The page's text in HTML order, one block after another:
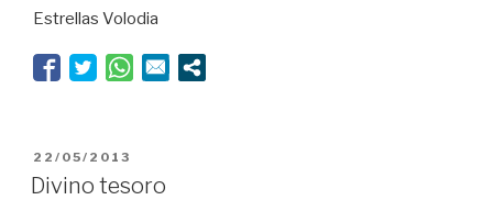
libres”
Estrellas Volodia
PUBLICADO
EL
22/05/2013
Divino tesoro